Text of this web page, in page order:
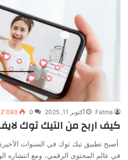
Fatma أكتوبر 11, 2025 0 2٬093
كيف اربح من التيك توك
أصبح تطبيق تيك توك في السنوات
في عالم المحتوى الرقمي، ومع انتشاره